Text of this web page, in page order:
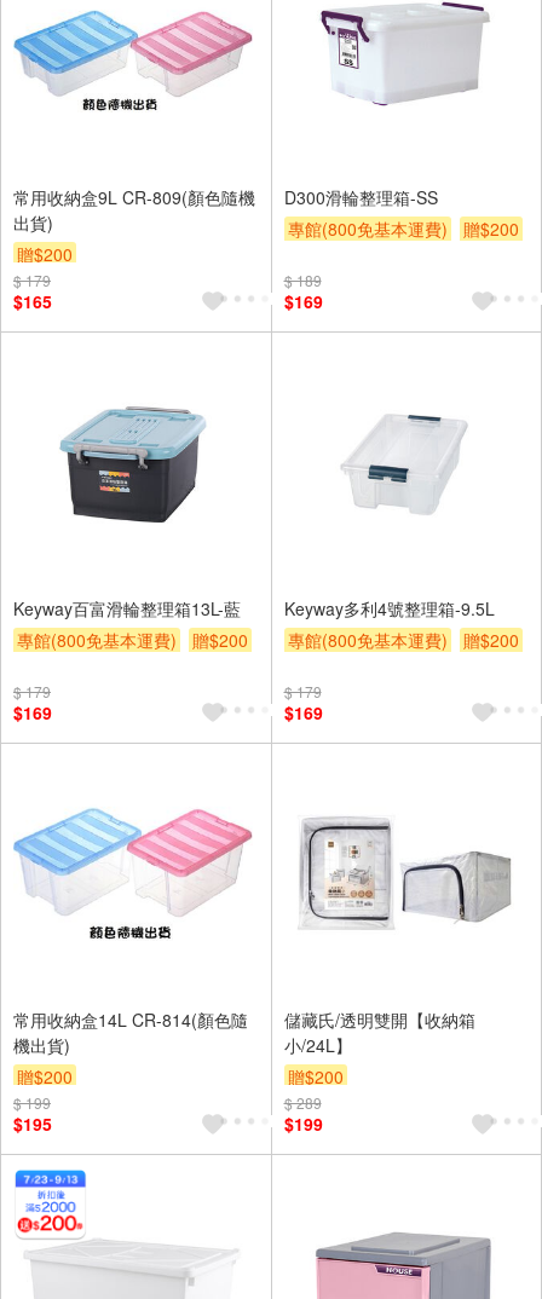
常用收納盒9L CR-809(顏色隨機
出貨)
贈$200
$ 179
$165
D300滑輪整理箱-SS
專館(800免基本運費)
贈$200
$ 189
$169
Keyway百富滑輪整理箱13L-藍
專館(800免基本運費)
贈$200
$ 179
$169
Keyway多利4號整理箱-9.5L
專館(800免基本運費)
贈$200
$ 179
$169
常用收納盒14L CR-814(顏色隨
機出貨)
贈$200
$ 199
$195
儲藏氏/透明雙開【收納箱
小/24L】
贈$200
$ 289
$199